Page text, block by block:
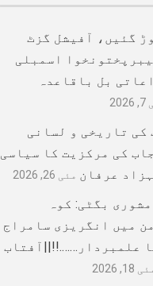
گئیں، آفیشل گزٹ
اسمبلی
بل باقاعدہ
کی تاریخی و لسانی
کی مرکزیت کا سیاسی
عرفان مئی 26, 2026
بگٹی: کوہ
میں انگریزی سامراج
علمبردار…….!!||آفتاب
18, 2026